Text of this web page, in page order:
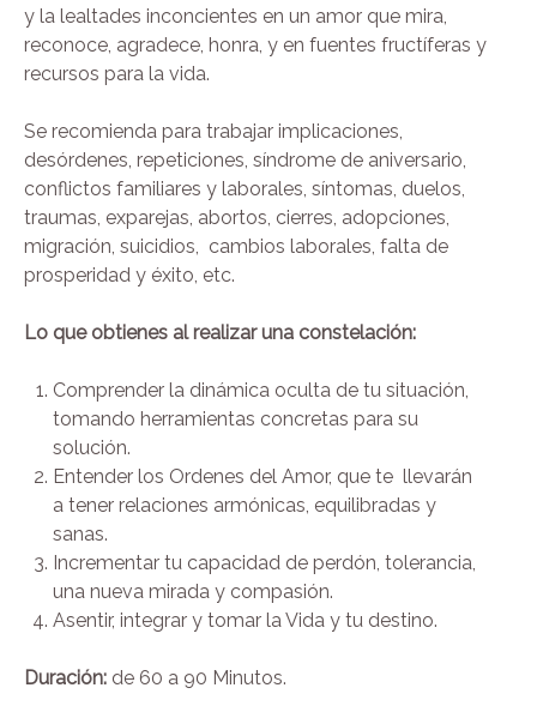
y la lealtades inconcientes en un amor que mira,
reconoce, agradece, honra, y en fuentes fructíferas y
recursos para la vida.
Se recomienda para trabajar implicaciones,
desórdenes, repeticiones, síndrome de aniversario,
conflictos familiares y laborales, síntomas, duelos,
traumas, exparejas, abortos, cierres, adopciones,
migración, suicidios, cambios laborales, falta de
prosperidad y éxito, etc.
Lo que obtienes al realizar una constelación:
Comprender la dinámica oculta de tu situación,
tomando herramientas concretas para su
solución.
Entender los Ordenes del Amor, que te llevarán
a tener relaciones armónicas, equilibradas y
sanas.
Incrementar tu capacidad de perdón, tolerancia,
una nueva mirada y compasión.
Asentir, integrar y tomar la Vida y tu destino.
Duración: de 60 a 90 Minutos.